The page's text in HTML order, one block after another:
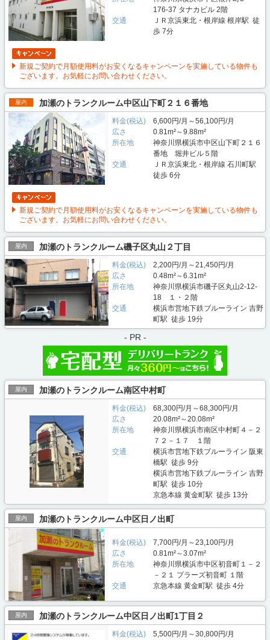
176-37 タナカビル 2階
交通
ＪＲ京浜東北・根岸線 根岸駅 徒
歩 7分
新規ご契約で月額使用料がお安くなるキャンペーンを実施している物件も
ございます。お気軽にお問い合わせください。
屋内 加瀬のトランクルーム中区山下町２１６番地
料金(税込)
6,600円/月～56,100円/月
広さ
0.81m²～9.88m²
所在地
神奈川県横浜市中区山下町２１６
番地 堀井ビル５階
交通
ＪＲ京浜東北・根岸線 石川町駅
徒歩 6分
新規ご契約で月額使用料がお安くなるキャンペーンを実施している物件も
ございます。お気軽にお問い合わせください。
屋内 加瀬のトランクルーム磯子区丸山２丁目
料金(税込)
2,200円/月～21,450円/月
広さ
0.48m²～6.31m²
所在地
神奈川県横浜市磯子区丸山2-12-
18 １・２階
交通
横浜市営地下鉄ブルーライン 吉野
町駅 徒歩 19分
- PR -
屋内 加瀬のトランクルーム南区中村町
料金(税込)
68,300円/月～68,300円/月
広さ
20.08m²～20.08m²
所在地
神奈川県横浜市南区中村町４－２
７２－１７ １階
交通
横浜市営地下鉄ブルーライン 阪東
橋駅 徒歩 9分
横浜市営地下鉄ブルーライン 吉野
町駅 徒歩 10分
京急本線 黄金町駅 徒歩 13分
屋内 加瀬のトランクルーム中区日ノ出町
料金(税込)
7,700円/月～23,100円/月
広さ
0.81m²～3.07m²
所在地
神奈川県横浜市中区初音町１－２
－２１ プラーズ初音町 １階
交通
京急本線 黄金町駅 徒歩 4分
屋内 加瀬のトランクルーム中区日ノ出町1丁目２
料金(税込)
5,500円/月～30,800円/月